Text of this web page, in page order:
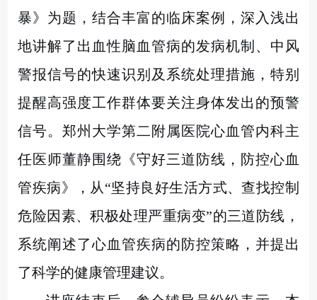
暴》为题，结合丰富的临床案例，深入浅出
地讲解了出血性脑血管病的发病机制、中风
警报信号的快速识别及系统处理措施，特别
提醒高强度工作群体要关注身体发出的预警
信号。郑州大学第二附属医院心血管内科主
任医师董静围绕《守好三道防线，防控心血
管疾病》，从“坚持良好生活方式、查找控制
危险因素、积极处理严重病变”的三道防线，
系统阐述了心血管疾病的防控策略，并提出
了科学的健康管理建议。